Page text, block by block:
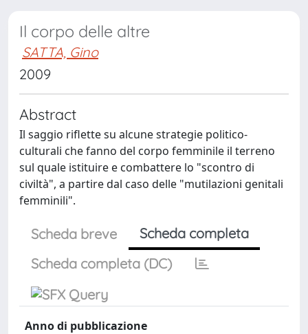
Il corpo delle altre
SATTA, Gino
2009
Abstract
Il saggio riflette su alcune strategie politico-
culturali che fanno del corpo femminile il terreno
sul quale istituire e combattere lo "scontro di
civiltà", a partire dal caso delle "mutilazioni genitali
femminili".
Scheda breve
Scheda completa
Scheda completa (DC)
Anno di pubblicazione